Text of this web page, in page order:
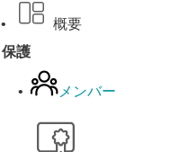
•
概要
保護
• メンバー